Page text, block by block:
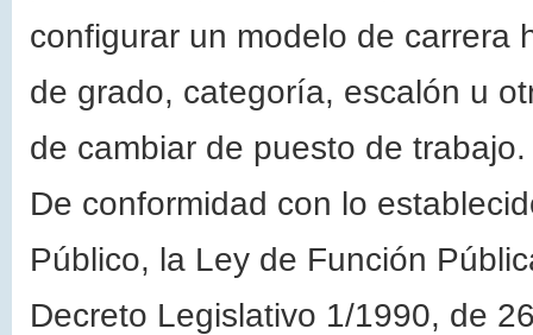
configurar un modelo de carrera
de grado, categoría, escalón u
de cambiar de puesto de trabajo.
De conformidad con lo
Público, la Ley de Función
Decreto Legislativo 1/1990, de